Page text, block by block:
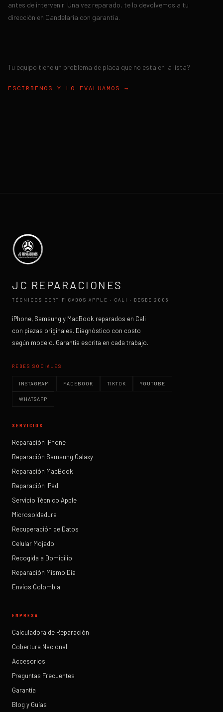
antes de intervenir. Una vez reparado, te lo devolvemos a tu
dirección en Candelaria con garantía.
Tu equipo tiene un problema de placa que no esta en la lista?
ESCIRBENOS Y LO EVALUAMOS →
JC REPARACIONES
TÉCNICOS CERTIFICADOS APPLE · CALI · DESDE 2006
iPhone, Samsung y MacBook reparados en Cali
con piezas originales. Diagnóstico con costo
según modelo. Garantía escrita en cada trabajo.
REDES SOCIALES
INSTAGRAM FACEBOOK TIKTOK YOUTUBE
WHATSAPP
SERVICIOS
Reparación iPhone
Reparación Samsung Galaxy
Reparación MacBook
Reparación iPad
Servicio Técnico Apple
Microsoldadura
Recuperación de Datos
Celular Mojado
Recogida a Domicilio
Reparación Mismo Día
Envíos Colombia
EMPRESA
Calculadora de Reparación
Cobertura Nacional
Accesorios
Preguntas Frecuentes
Garantía
Blog y Guías